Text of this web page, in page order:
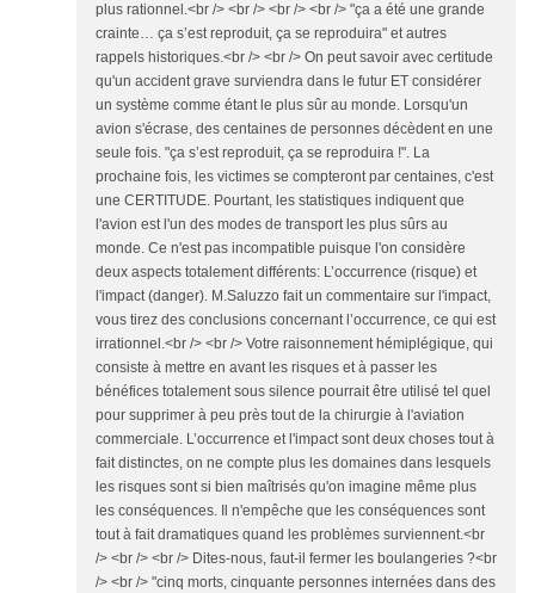
plus rationnel.<br /> <br /> <br /> <br /> "ça a été une grande
crainte… ça s’est reproduit, ça se reproduira" et autres
rappels historiques.<br /> <br /> On peut savoir avec certitude
qu'un accident grave surviendra dans le futur ET considérer
un système comme étant le plus sûr au monde. Lorsqu'un
avion s'écrase, des centaines de personnes décèdent en une
seule fois. "ça s’est reproduit, ça se reproduira !". La
prochaine fois, les victimes se compteront par centaines, c'est
une CERTITUDE. Pourtant, les statistiques indiquent que
l'avion est l'un des modes de transport les plus sûrs au
monde. Ce n'est pas incompatible puisque l'on considère
deux aspects totalement différents: L’occurrence (risque) et
l'impact (danger). M.Saluzzo fait un commentaire sur l'impact,
vous tirez des conclusions concernant l’occurrence, ce qui est
irrationnel.<br /> <br /> Votre raisonnement hémiplégique, qui
consiste à mettre en avant les risques et à passer les
bénéfices totalement sous silence pourrait être utilisé tel quel
pour supprimer à peu près tout de la chirurgie à l'aviation
commerciale. L’occurrence et l'impact sont deux choses tout à
fait distinctes, on ne compte plus les domaines dans lesquels
les risques sont si bien maîtrisés qu'on imagine même plus
les conséquences. Il n'empêche que les conséquences sont
tout à fait dramatiques quand les problèmes surviennent.<br
/> <br /> <br /> Dites-nous, faut-il fermer les boulangeries ?<br
/> <br /> "cinq morts, cinquante personnes internées dans des